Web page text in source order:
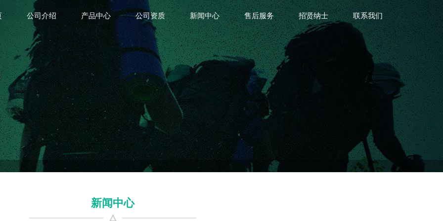
公司介绍 产品中心 公司资质 新闻中心 售后服务 招贤纳士 联系我们
新闻中心